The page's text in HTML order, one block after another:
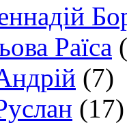
Раїса
(7)
(17)